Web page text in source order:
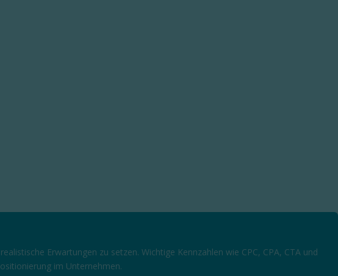
Erwartungen zu setzen. Wichtige Kennzahlen wie CPC, CPA, CTA und
im Unternehmen.